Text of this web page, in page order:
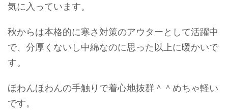
気に入っています。
秋からは本格的に寒さ対策のアウターとして活躍中
で、分厚くないし中綿なのに思った以上に暖かいで
す。
ほわんほわんの手触りで着心地抜群＾＾めちゃ軽い
です。